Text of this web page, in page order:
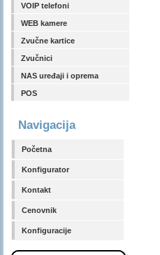
VOIP telefoni
WEB kamere
Zvučne kartice
Zvučnici
NAS uređaji i oprema
POS
Navigacija
Početna
Konfigurator
Kontakt
Cenovnik
Konfiguracije